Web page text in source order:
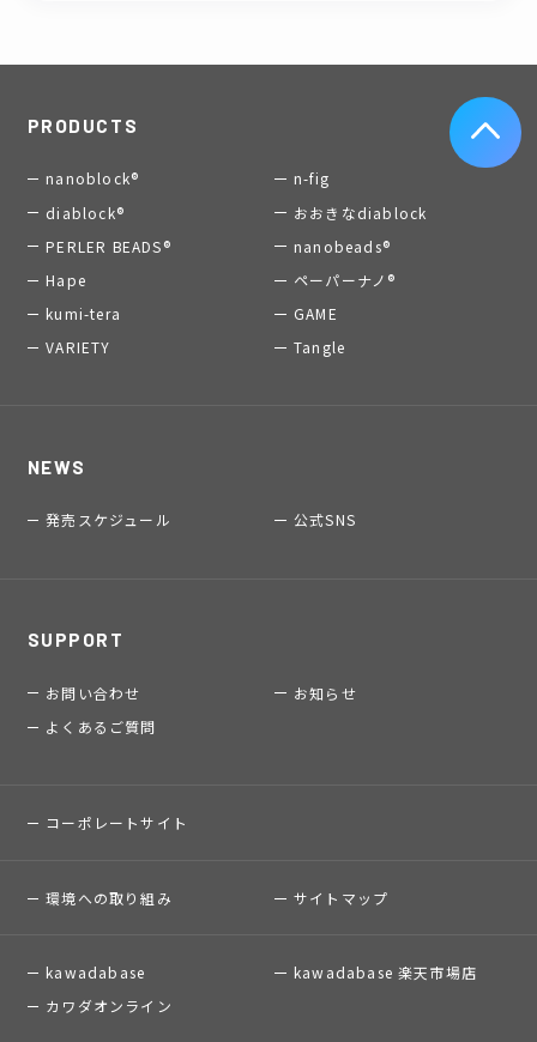
PRODUCTS
nanoblock®
n-fig
diablock®
おおきなdiablock
PERLER BEADS®
nanobeads®
Hape
ペーパーナノ®
kumi-tera
GAME
VARIETY
Tangle
NEWS
発売スケジュール 公式SNS
SUPPORT
お問い合わせ
お知らせ
よくあるご質問
コーポレートサイト
環境への取り組み サイトマップ
kawadabase
kawadabase 楽天市場店
カワダオンライン